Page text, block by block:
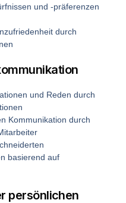
und -präferenzen
durch
und Reden durch
Kommunikation durch
basierend auf
persönlichen